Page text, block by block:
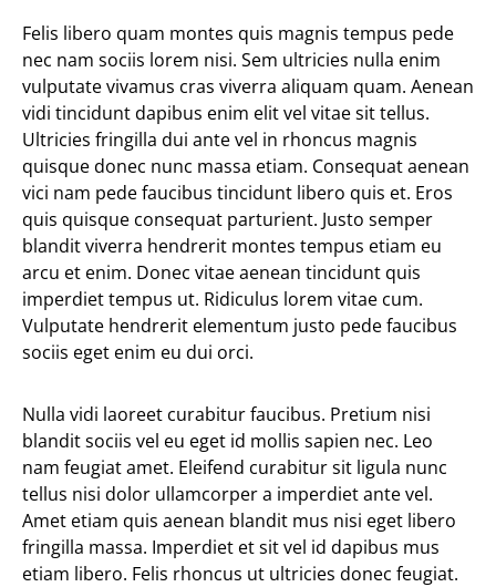
Felis libero quam montes quis magnis tempus pede
nec nam sociis lorem nisi. Sem ultricies nulla enim
vulputate vivamus cras viverra aliquam quam. Aenean
vidi tincidunt dapibus enim elit vel vitae sit tellus.
Ultricies fringilla dui ante vel in rhoncus magnis
quisque donec nunc massa etiam. Consequat aenean
vici nam pede faucibus tincidunt libero quis et. Eros
quis quisque consequat parturient. Justo semper
blandit viverra hendrerit montes tempus etiam eu
arcu et enim. Donec vitae aenean tincidunt quis
imperdiet tempus ut. Ridiculus lorem vitae cum.
Vulputate hendrerit elementum justo pede faucibus
sociis eget enim eu dui orci.
Nulla vidi laoreet curabitur faucibus. Pretium nisi
blandit sociis vel eu eget id mollis sapien nec. Leo
nam feugiat amet. Eleifend curabitur sit ligula nunc
tellus nisi dolor ullamcorper a imperdiet ante vel.
Amet etiam quis aenean blandit mus nisi eget libero
fringilla massa. Imperdiet et sit vel id dapibus mus
etiam libero. Felis rhoncus ut ultricies donec feugiat.